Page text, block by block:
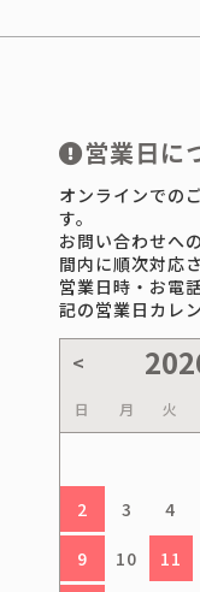
営業日に
オンラインでの
す。
お問い合わせへ
間内に順次対応
営業日時・お電
記の営業日カレ
日 月 火
2 3 4
9 10 11